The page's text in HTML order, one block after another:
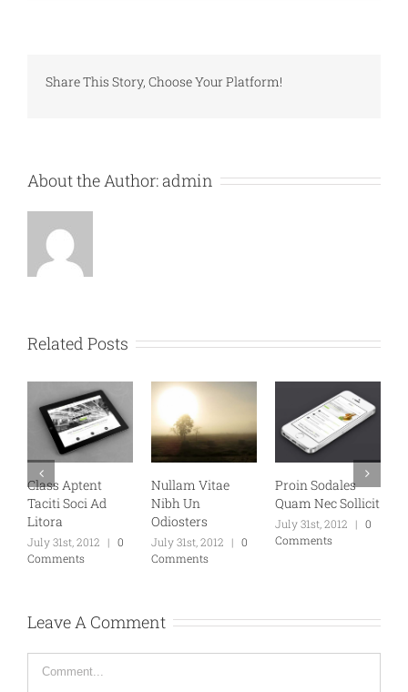
Share This Story, Choose Your Platform!
About the Author:admin
Related Posts
Class Aptent
Taciti Soci Ad
Litora
July 31st, 2012
0
Comments
Nullam Vitae
Nibh Un
Odiosters
July 31st, 2012
0
Comments
Proin Sodales
Quam Nec Sollicit
July 31st, 2012
0
Comments
Leave A Comment